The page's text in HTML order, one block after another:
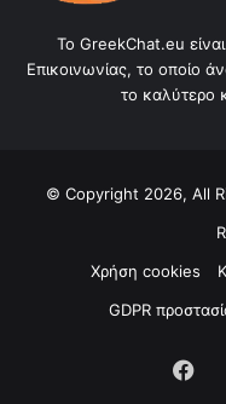
Το GreekChat.eu
Επικοινωνίας, το οποίο
το καλύτερο
© Copyright 2026, All
Χρήση cookies
GDPR